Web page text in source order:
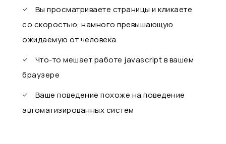
Вы просматриваете страницы и кликаете
со скоростью, намного превышающую
ожидаемую от человека
Что-то мешает работе javascript в вашем
браузере
Ваше поведение похоже на поведение
автоматизированных систем